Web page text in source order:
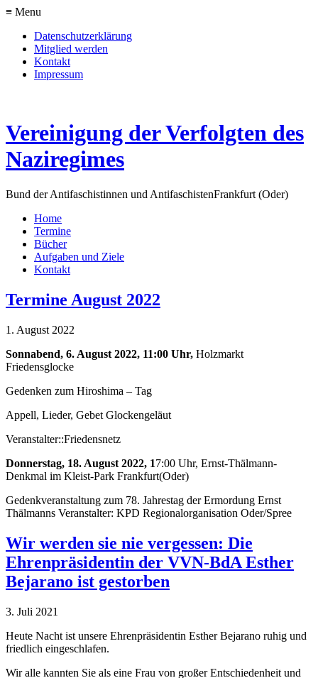
≡ Menu
Datenschutzerklärung
Mitglied werden
Kontakt
Impressum
Vereinigung der Verfolgten des
Naziregimes
Bund der Antifaschistinnen und AntifaschistenFrankfurt (Oder)
Home
Termine
Bücher
Aufgaben und Ziele
Kontakt
Termine August 2022
1. August 2022
Sonnabend, 6. August 2022, 11:00 Uhr, Holzmarkt
Friedensglocke
Gedenken zum Hiroshima – Tag
Appell, Lieder, Gebet Glockengeläut
Veranstalter::Friedensnetz
Donnerstag, 18. August 2022, 17:00 Uhr, Ernst-Thälmann-
Denkmal im Kleist-Park Frankfurt(Oder)
Gedenkveranstaltung zum 78. Jahrestag der Ermordung Ernst
Thälmanns Veranstalter: KPD Regionalorganisation Oder/Spree
Wir werden sie nie vergessen: Die
Ehrenpräsidentin der VVN-BdA Esther
Bejarano ist gestorben
3. Juli 2021
Heute Nacht ist unsere Ehrenpräsidentin Esther Bejarano ruhig und
friedlich eingeschlafen.
Wir alle kannten Sie als eine Frau von großer Entschiedenheit und